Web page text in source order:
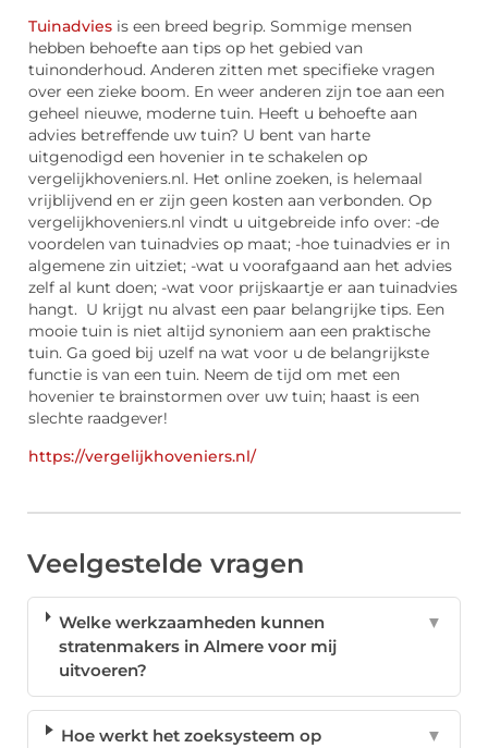
Tuinadvies is een breed begrip. Sommige mensen
hebben behoefte aan tips op het gebied van
tuinonderhoud. Anderen zitten met specifieke vragen
over een zieke boom. En weer anderen zijn toe aan een
geheel nieuwe, moderne tuin. Heeft u behoefte aan
advies betreffende uw tuin? U bent van harte
uitgenodigd een hovenier in te schakelen op
vergelijkhoveniers.nl. Het online zoeken, is helemaal
vrijblijvend en er zijn geen kosten aan verbonden. Op
vergelijkhoveniers.nl vindt u uitgebreide info over: -de
voordelen van tuinadvies op maat; -hoe tuinadvies er in
algemene zin uitziet; -wat u voorafgaand aan het advies
zelf al kunt doen; -wat voor prijskaartje er aan tuinadvies
hangt. U krijgt nu alvast een paar belangrijke tips. Een
mooie tuin is niet altijd synoniem aan een praktische
tuin. Ga goed bij uzelf na wat voor u de belangrijkste
functie is van een tuin. Neem de tijd om met een
hovenier te brainstormen over uw tuin; haast is een
slechte raadgever!
https://vergelijkhoveniers.nl/
Veelgestelde vragen
Welke werkzaamheden kunnen
stratenmakers in Almere voor mij
uitvoeren?
▼
Hoe werkt het zoeksysteem op
▼